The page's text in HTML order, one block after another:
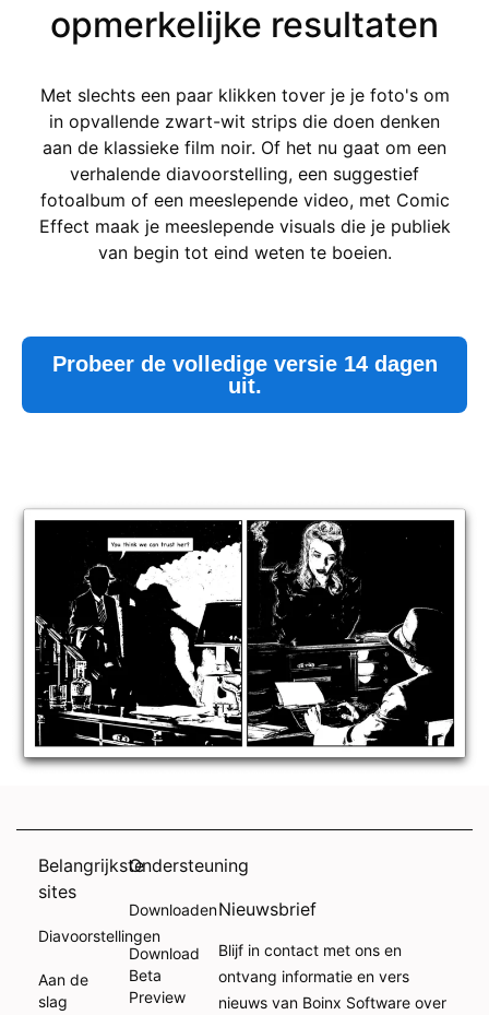
opmerkelijke resultaten
Met slechts een paar klikken tover je je foto's om
in opvallende zwart-wit strips die doen denken
aan de klassieke film noir. Of het nu gaat om een
verhalende diavoorstelling, een suggestief
fotoalbum of een meeslepende video, met Comic
Effect maak je meeslepende visuals die je publiek
van begin tot eind weten te boeien.
Probeer de volledige versie 14 dagen
uit.
Belangrijkste
sites
Diavoorstellingen
Aan de
slag
Ondersteuning
Downloaden
Download
Beta
Preview
Nieuwsbrief
Blijf in contact met ons en
ontvang informatie en vers
nieuws van Boinx Software over